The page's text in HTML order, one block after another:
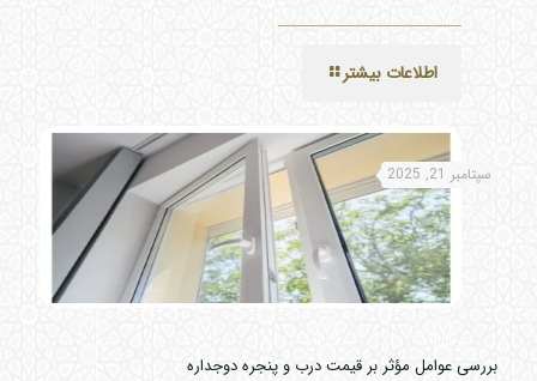
اطلاعات بیشتر
سپتامبر 21, 2025
بررسی عوامل مؤثر بر قیمت درب و پنجره دوجداره